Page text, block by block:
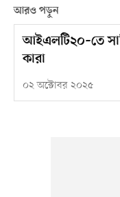
আরও পড়ুন
আইএলটি২০–তে
কারা
০২ অক্টোবর ২০২৫